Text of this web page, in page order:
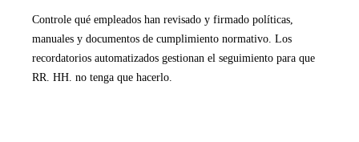
Controle qué empleados han revisado y firmado políticas,
manuales y documentos de cumplimiento normativo. Los
recordatorios automatizados gestionan el seguimiento para que
RR. HH. no tenga que hacerlo.